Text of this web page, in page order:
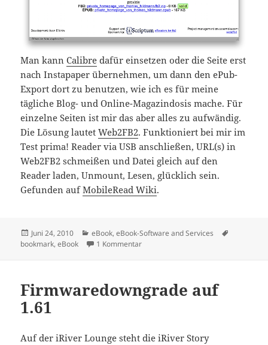
Man kannCalibre dafür einsetzen oder die Seite erst
nach Instapaper übernehmen, um dann den ePub-
Export dort zu benutzen, wie ich es für meine
tägliche Blog- und Online-Magazindosis mache. Für
einzelne Seiten ist mir das aber alles zu aufwändig.
Die Lösung lautetWeb2FB2. Funktioniert bei mir im
Test prima! Reader via USB anschließen, URL(s) in
Web2FB2 schmeißen und Datei gleich auf den
Reader laden, Unmount, Lesen, glücklich sein.
Gefunden aufMobileRead Wiki.
Veröffentlicht
am
Juni 24, 2010 Kategorien
eBook,eBook-Software and Services
bookmark,eBook 1 Kommentarzu Einfaches Wandeln von Webseiten
Firmwaredowngrade auf
1.61
Auf der iRiver Lounge steht die iRiver Story